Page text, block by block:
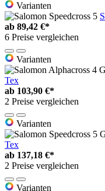
Varianten
ab 89,42 €*
6 Preise vergleichen
Varianten
Tex
ab 103,90 €*
2 Preise vergleichen
Varianten
Tex
ab 137,18 €*
2 Preise vergleichen
Varianten